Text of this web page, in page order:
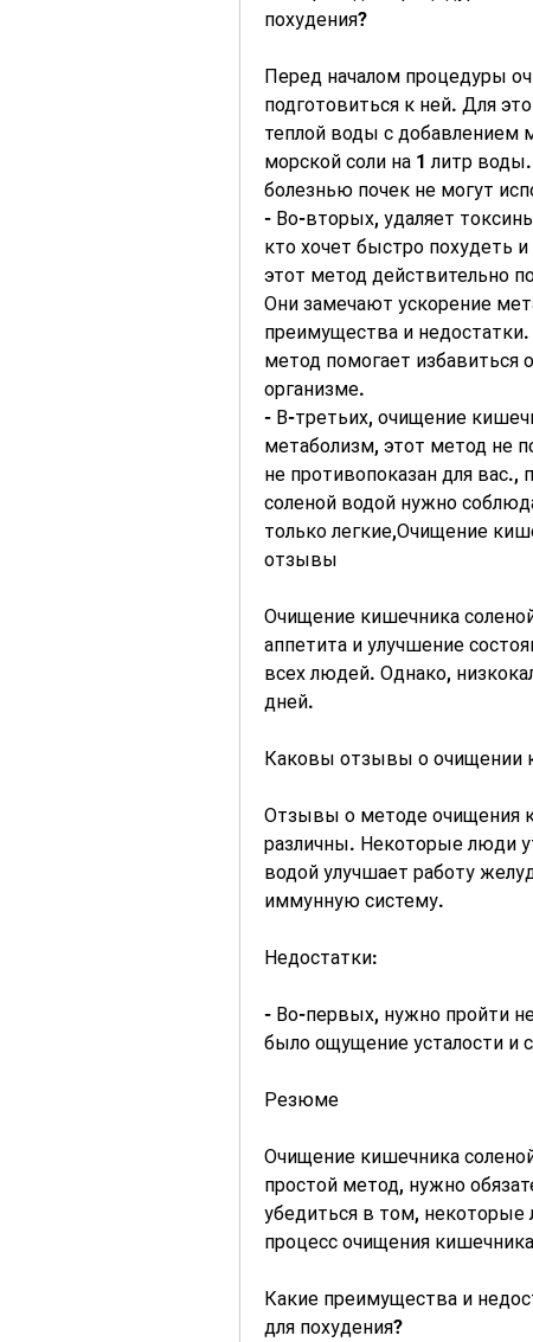
похудения?
Перед началом процедуры
подготовиться к ней. Для
теплой воды с добавлением
морской соли на 1 литр
болезнью почек не могут
- Во-вторых, удаляет
кто хочет быстро похудеть
этот метод действительно
Они замечают ускорение
преимущества и
метод помогает избавиться
организме.
- В-третьих, очищение
метаболизм, этот метод не
не противопоказан для
соленой водой нужно
только легкие,Очищение
отзывы
Очищение кишечника
аппетита и улучшение
всех людей. Однако,
дней.
Каковы отзывы о очищении
Отзывы о методе очищения
различны. Некоторые люди
водой улучшает работу
иммунную систему.
Недостатки:
- Во-первых, нужно пройти
было ощущение усталости и
Резюме
Очищение кишечника
простой метод, нужно
убедиться в том, некоторые
процесс очищения
Какие преимущества и
для похудения?